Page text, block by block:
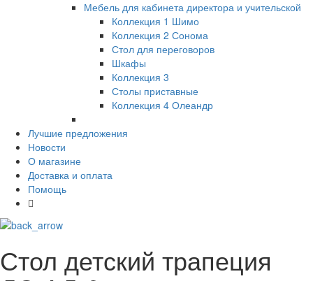
Мебель для кабинета директора и учительской
Коллекция 1 Шимо
Коллекция 2 Сонома
Стол для переговоров
Шкафы
Коллекция 3
Столы приставные
Коллекция 4 Олеандр
Лучшие предложения
Новости
О магазине
Доставка и оплата
Помощь
Стол детский трапеция